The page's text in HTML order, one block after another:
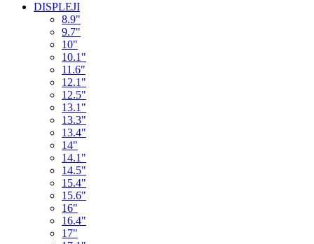
DISPLEJI
8.9"
9.7"
10"
10.1"
11.6"
12.1"
12.5"
13.1"
13.3"
13.4"
14"
14.1"
14.5"
15.4"
15.6"
16"
16.4"
17"